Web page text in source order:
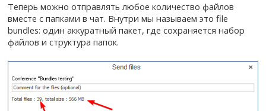
Теперь можно отправлять любое количество файлов
вместе с папками в чат. Внутри мы называем это file
bundles: один аккуратный пакет, где сохраняется набор
файлов и структура папок.